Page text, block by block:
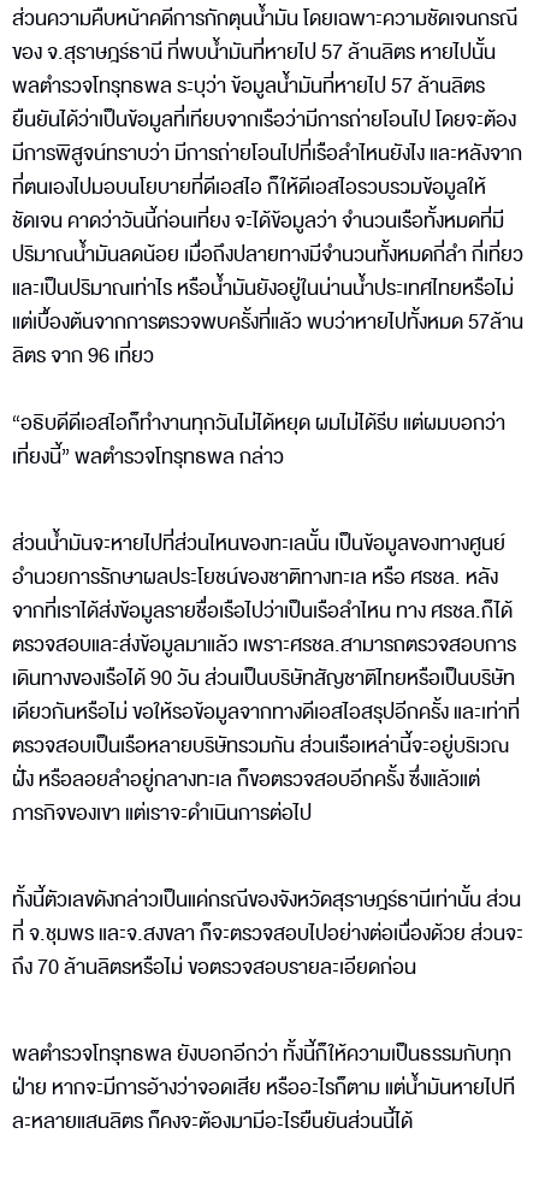
ส่วนความคืบหน้าคดีการกักตุนน้ำมัน โดยเฉพาะความชัดเจนกรณี
ของ จ.สุราษฎร์ธานี ที่พบน้ำมันที่หายไป 57 ล้านลิตร หายไปนั้น
พลตำรวจโทรุทธพล ระบุว่า ข้อมูลน้ำมันที่หายไป 57 ล้านลิตร
ยืนยันได้ว่าเป็นข้อมูลที่เทียบจากเรือว่ามีการถ่ายโอนไป โดยจะต้อง
มีการพิสูจน์ทราบว่า มีการถ่ายโอนไปที่เรือลำไหนยังไง และหลังจาก
ที่ตนเองไปมอบนโยบายที่ดีเอสไอ ก็ให้ดีเอสไอรวบรวมข้อมูลให้
ชัดเจน คาดว่าวันนี้ก่อนเที่ยง จะได้ข้อมูลว่า จำนวนเรือทั้งหมดที่มี
ปริมาณน้ำมันลดน้อย เมื่อถึงปลายทางมีจำนวนทั้งหมดกี่ลำ กี่เที่ยว
และเป็นปริมาณเท่าไร หรือน้ำมันยังอยู่ในน่านน้ำประเทศไทยหรือไม่
แต่เบื้องต้นจากการตรวจพบครั้งที่แล้ว พบว่าหายไปทั้งหมด 57ล้าน
ลิตร จาก 96 เที่ยว
“อธิบดีดีเอสไอก็ทำงานทุกวันไม่ได้หยุด ผมไม่ได้รีบ แต่ผมบอกว่า
เที่ยงนี้” พลตำรวจโทรุทธพล กล่าว
ส่วนน้ำมันจะหายไปที่ส่วนไหนของทะเลนั้น เป็นข้อมูลของทางศูนย์
อำนวยการรักษาผลประโยชน์ของชาติทางทะเล หรือ ศรชล. หลัง
จากที่เราได้ส่งข้อมูลรายชื่อเรือไปว่าเป็นเรือลำไหน ทาง ศรชล.ก็ได้
ตรวจสอบและส่งข้อมูลมาแล้ว เพราะศรชล.สามารถตรวจสอบการ
เดินทางของเรือได้ 90 วัน ส่วนเป็นบริษัทสัญชาติไทยหรือเป็นบริษัท
เดียวกันหรือไม่ ขอให้รอข้อมูลจากทางดีเอสไอสรุปอีกครั้ง และเท่าที่
ตรวจสอบเป็นเรือหลายบริษัทรวมกัน ส่วนเรือเหล่านี้จะอยู่บริเวณ
ฝั่ง หรือลอยลำอยู่กลางทะเล ก็ขอตรวจสอบอีกครั้ง ซึ่งแล้วแต่
ภารกิจของเขา แต่เราจะดำเนินการต่อไป
ทั้งนี้ตัวเลขดังกล่าวเป็นแค่กรณีของจังหวัดสุราษฎร์ธานีเท่านั้น ส่วน
ที่ จ.ชุมพร และจ.สงขลา ก็จะตรวจสอบไปอย่างต่อเนื่องด้วย ส่วนจะ
ถึง 70 ล้านลิตรหรือไม่ ขอตรวจสอบรายละเอียดก่อน
พลตำรวจโทรุทธพล ยังบอกอีกว่า ทั้งนี้ก็ให้ความเป็นธรรมกับทุก
ฝ่าย หากจะมีการอ้างว่าจอดเสีย หรืออะไรก็ตาม แต่น้ำมันหายไปที
ละหลายแสนลิตร ก็คงจะต้องมามีอะไรยืนยันส่วนนี้ได้